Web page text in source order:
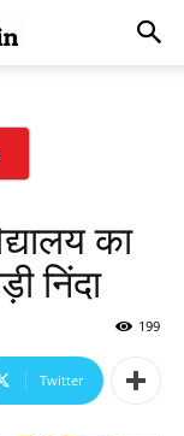
का
निंदा
199
Twitter